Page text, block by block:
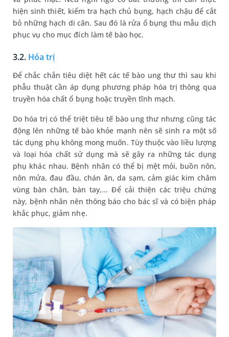
hiện sinh thiết, kiểm tra hạch chủ bụng, hạch chậu để cắt
bỏ những hạch di căn. Sau đó là rửa ổ bụng thu mẫu dịch
phục vụ cho mục đích làm tế bào học.
3.2. Hóa trị
Để chắc chắn tiêu diệt hết các tế bào ung thư thì sau khi
phẫu thuật cần áp dụng phương pháp hóa trị thông qua
truyền hóa chất ổ bụng hoặc truyền tĩnh mạch.
Do hóa trị có thể triệt tiêu tế bào ung thư nhưng cũng tác
động lên những tế bào khỏe mạnh nên sẽ sinh ra một số
tác dụng phụ không mong muốn. Tùy thuộc vào liều lượng
và loại hóa chất sử dụng mà sẽ gây ra những tác dụng
phụ khác nhau. Bệnh nhân có thể bị mệt mỏi, buồn nôn,
nôn mửa, đau đầu, chán ăn, da sạm, cảm giác kim châm
vùng bàn chân, bàn tay,... Để cải thiện các triệu chứng
này, bệnh nhân nên thông báo cho bác sĩ và có biện pháp
khắc phục, giảm nhẹ.